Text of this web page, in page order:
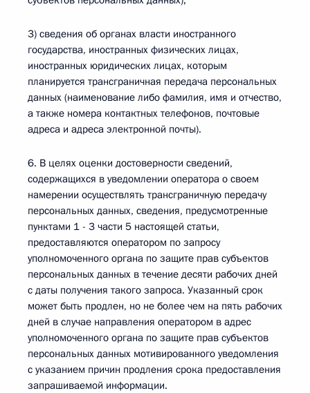
3) сведения об органах власти иностранного
государства, иностранных физических лицах,
иностранных юридических лицах, которым
планируется трансграничная передача персональных
данных (наименование либо фамилия, имя и отчество,
а также номера контактных телефонов, почтовые
адреса и адреса электронной почты).
6. В целях оценки достоверности сведений,
содержащихся в уведомлении оператора о своем
намерении осуществлять трансграничную передачу
персональных данных, сведения, предусмотренные
пунктами 1 - 3 части 5 настоящей статьи,
предоставляются оператором по запросу
уполномоченного органа по защите прав субъектов
персональных данных в течение десяти рабочих дней
с даты получения такого запроса. Указанный срок
может быть продлен, но не более чем на пять рабочих
дней в случае направления оператором в адрес
уполномоченного органа по защите прав субъектов
персональных данных мотивированного уведомления
с указанием причин продления срока предоставления
запрашиваемой информации.